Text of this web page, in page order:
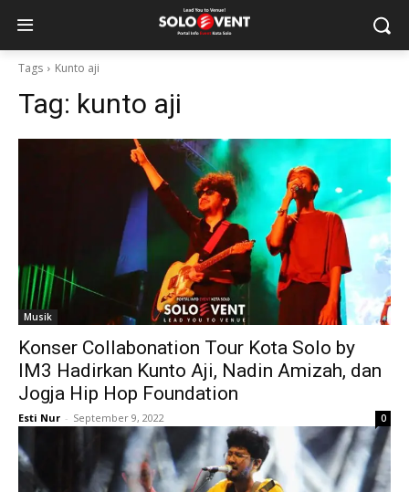
Tags Kunto aji
Tag: kunto aji
Musik
Konser Collabonation Tour Kota Solo by
IM3 Hadirkan Kunto Aji, Nadin Amizah, dan
Jogja Hip Hop Foundation
Esti Nur - September 9, 2022 0